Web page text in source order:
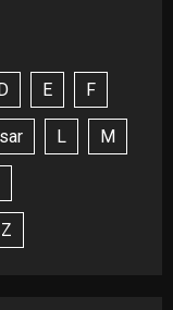
E F
L M
Z